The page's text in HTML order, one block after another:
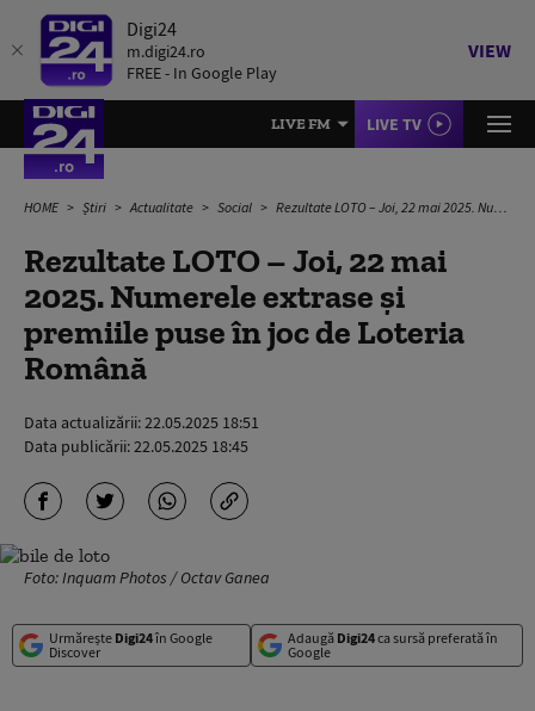
Digi24
m.digi24.ro
FREE - In Google Play
VIEW
LIVE FM LIVE TV
HOME Știri Actualitate Social Rezultate LOTO – Joi, 22 mai 2025. Numerele extrase și premiile puse în joc de Loteria Română
Rezultate LOTO – Joi, 22 mai
2025. Numerele extrase și
premiile puse în joc de Loteria
Română
Data actualizării:22.05.2025 18:51
Data publicării:22.05.2025 18:45
Foto: Inquam Photos / Octav Ganea
Urmărește Digi24în Google
Discover
Adaugă Digi24ca sursă preferată în
Google